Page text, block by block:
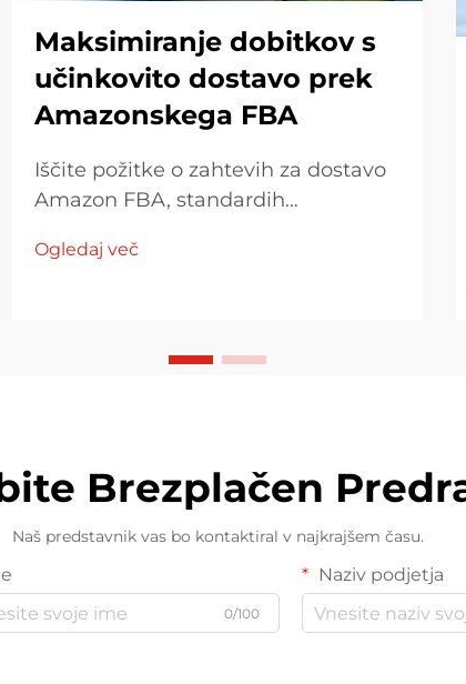
Maksimiranje dobitkov s
učinkovito dostavo prek
Amazonskega FBA
Iščite požitke o zahtevih za dostavo
Amazon FBA, standardih
nadzor stroškov. Najdite, kako se
upravljati z dajatkmi.
Ogledaj več
Brezplačen
Naš predstavnik vas bo kontaktiral v najkrajšem času.
0/100
Naziv podjetja